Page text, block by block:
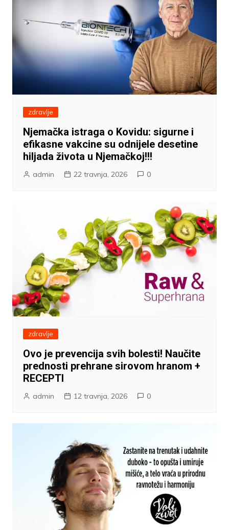
zdravlje
Njemačka istraga o Kovidu: sigurne i
efikasne vakcine su odnijele desetine
hiljada života u Njemačkoj!!!
admin 22 travnja, 2026 0
zdravlje
Ovo je prevencija svih bolesti! Naučite
prednosti prehrane sirovom hranom +
RECEPTI
admin 12 travnja, 2026 0